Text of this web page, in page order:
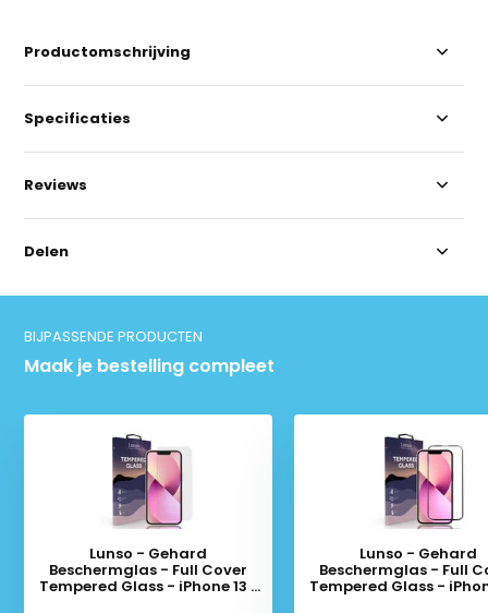
Productomschrijving
Specificaties
Reviews
Delen
BIJPASSENDE PRODUCTEN
Maak je bestelling compleet
Lunso - Gehard
Beschermglas - Full Cover
Tempered Glass - iPhone 13 /
Lunso - Gehard
Beschermglas - Full
Tempered Glass -